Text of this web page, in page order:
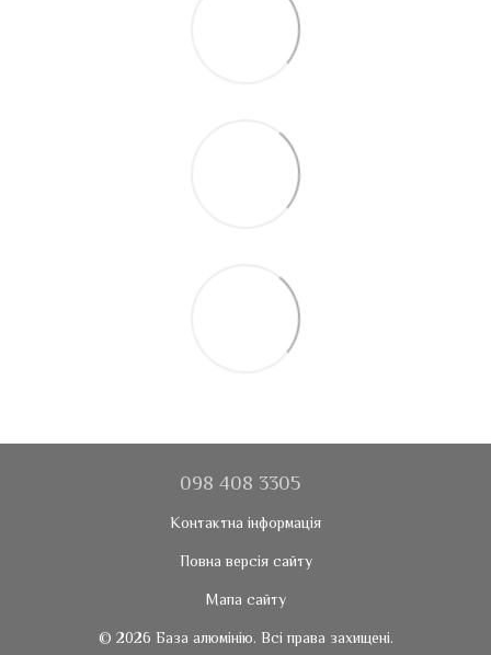
098 408 3305
Контактна інформація
Повна версія сайту
Мапа сайту
© 2026 База алюмінію. Всі права захищені.